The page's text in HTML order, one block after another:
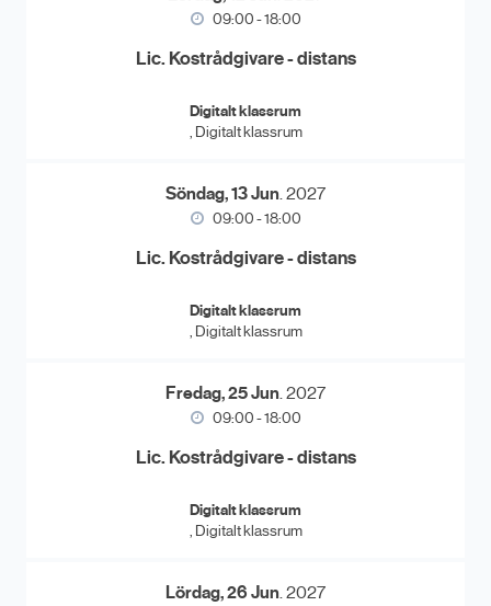
09:00 - 18:00
Lic. Kostrådgivare - distans
Digitalt klassrum
, Digitalt klassrum
Söndag, 13 Jun. 2027
09:00 - 18:00
Lic. Kostrådgivare - distans
Digitalt klassrum
, Digitalt klassrum
Fredag, 25 Jun. 2027
09:00 - 18:00
Lic. Kostrådgivare - distans
Digitalt klassrum
, Digitalt klassrum
Lördag, 26 Jun. 2027